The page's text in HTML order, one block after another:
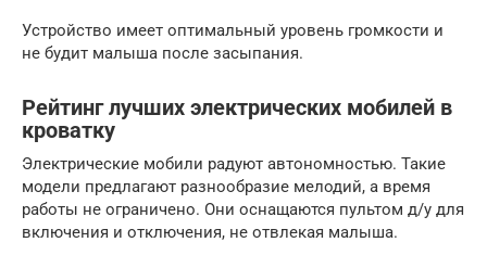
Устройство имеет оптимальный уровень громкости и
не будит малыша после засыпания.
Рейтинг лучших электрических мобилей в
кроватку
Электрические мобили радуют автономностью. Такие
модели предлагают разнообразие мелодий, а время
работы не ограничено. Они оснащаются пультом д/у для
включения и отключения, не отвлекая малыша.